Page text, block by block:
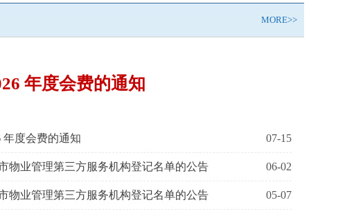
MORE>>
年度会费的通知
年度会费的通知 07-15
物业管理第三方服务机构登记名单的公告 06-02
物业管理第三方服务机构登记名单的公告 05-07